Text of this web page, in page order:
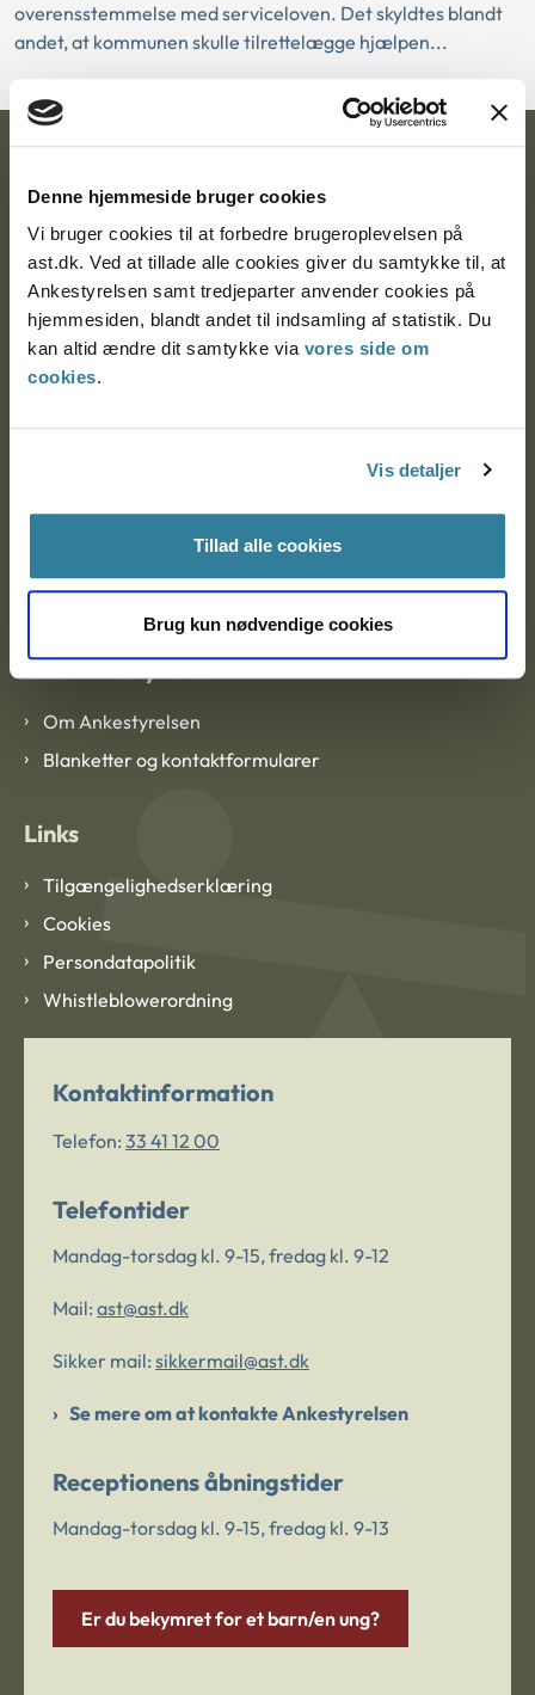
Denne hjemmeside bruger cookies
Vi bruger cookies til at forbedre brugeroplevelsen på
ast.dk. Ved at tillade alle cookies giver du samtykke til, at
Ankestyrelsen samt tredjeparter anvender cookies på
hjemmesiden, blandt andet til indsamling af statistik. Du
kan altid ændre dit samtykke via vores side om
cookies.
Vis detaljer
Tillad alle cookies
Brug kun nødvendige cookies
overensstemmelse med serviceloven. Det skyldtes blandt
andet, at kommunen skulle tilrettelægge hjælpen...
Postadresse:
Nytorv 7, 2. sal
9000 Aalborg
Ankestyrelsen Aalborg
EAN: 57 98 000 35 48 21
CVR: 1007 4002
Om Ankestyrelsen
Om Ankestyrelsen
Blanketter og kontaktformularer
Links
Tilgængelighedserklæring
Cookies
Persondatapolitik
Whistleblowerordning
Kontaktinformation
Telefon: 33 41 12 00
Telefontider
Mandag-torsdag kl. 9-15, fredag kl. 9-12
Mail: ast@ast.dk
Sikker mail: sikkermail@ast.dk
Se mere om at kontakte Ankestyrelsen
Receptionens åbningstider
Mandag-torsdag kl. 9-15, fredag kl. 9-13
Er du bekymret for et barn/en ung?